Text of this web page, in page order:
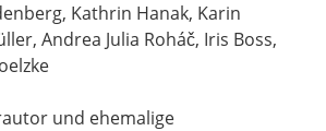
Kathrin Hanak, Karin
Andrea Julia Roháč, Iris Boss,
und ehemalige